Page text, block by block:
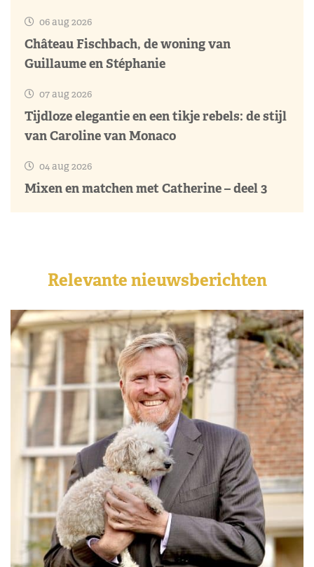
06 aug 2026
Château Fischbach, de woning van
Guillaume en Stéphanie
07 aug 2026
Tijdloze elegantie en een tikje rebels: de stijl
van Caroline van Monaco
04 aug 2026
Mixen en matchen met Catherine – deel 3
Relevante nieuwsberichten